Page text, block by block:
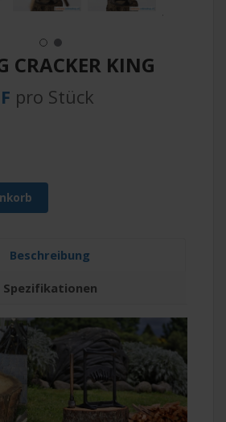
CRACKER KING
pro Stück
Beschreibung
Spezifikationen